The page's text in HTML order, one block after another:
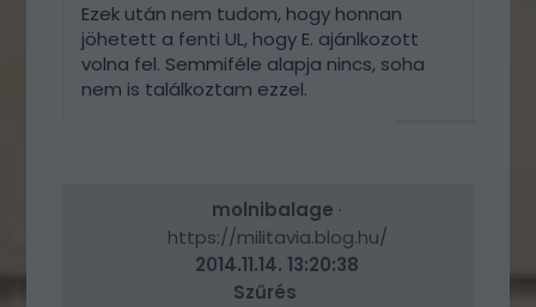
Ezek után nem tudom, hogy honnan
jöhetett a fenti UL, hogy E. ajánlkozott
volna fel. Semmiféle alapja nincs, soha
nem is találkoztam ezzel.
molnibalage ·
https://militavia.blog.hu/
2014.11.14. 13:20:38
Szűrés